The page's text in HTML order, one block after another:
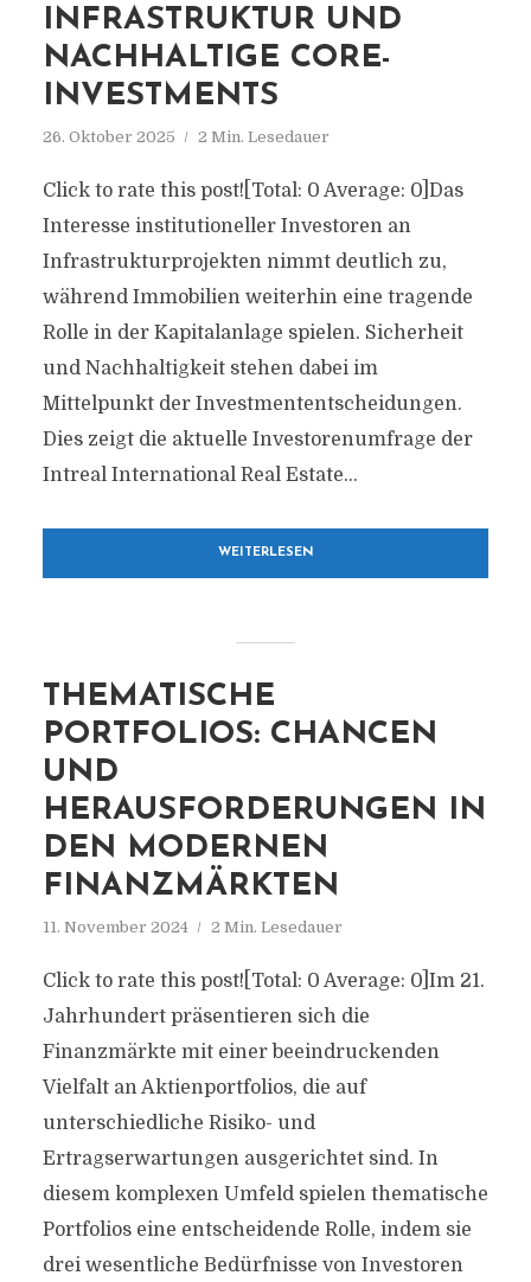
INFRASTRUKTUR UND
NACHHALTIGE CORE-
INVESTMENTS
26. Oktober 2025 2 Min. Lesedauer
Click to rate this post![Total: 0 Average: 0]Das
Interesse institutioneller Investoren an
Infrastrukturprojekten nimmt deutlich zu,
während Immobilien weiterhin eine tragende
Rolle in der Kapitalanlage spielen. Sicherheit
und Nachhaltigkeit stehen dabei im
Mittelpunkt der Investmententscheidungen.
Dies zeigt die aktuelle Investorenumfrage der
Intreal International Real Estate...
WEITERLESEN
THEMATISCHE
PORTFOLIOS: CHANCEN
UND
HERAUSFORDERUNGEN IN
DEN MODERNEN
FINANZMÄRKTEN
11. November 2024 2 Min. Lesedauer
Click to rate this post![Total: 0 Average: 0]Im 21.
Jahrhundert präsentieren sich die
Finanzmärkte mit einer beeindruckenden
Vielfalt an Aktienportfolios, die auf
unterschiedliche Risiko- und
Ertragserwartungen ausgerichtet sind. In
diesem komplexen Umfeld spielen thematische
Portfolios eine entscheidende Rolle, indem sie
drei wesentliche Bedürfnisse von Investoren